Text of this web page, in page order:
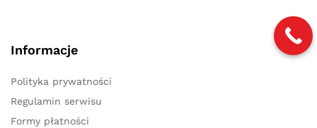
Informacje
Polityka prywatności
Regulamin serwisu
Formy płatności